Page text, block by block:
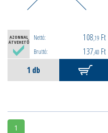
AZONNAL
ÁTVEHETŐ
Nettó: 108,19 Ft
Bruttó: 137,40 Ft
1